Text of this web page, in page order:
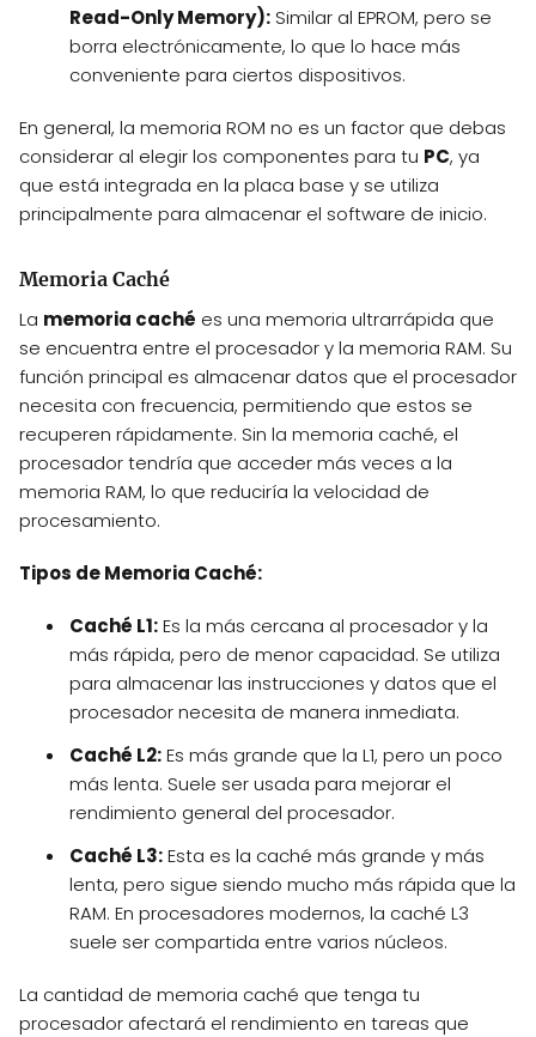
Read-Only Memory): Similar al EPROM, pero se
borra electrónicamente, lo que lo hace más
conveniente para ciertos dispositivos.
En general, la memoria ROM no es un factor que debas
considerar al elegir los componentes para tu PC, ya
que está integrada en la placa base y se utiliza
principalmente para almacenar el software de inicio.
Memoria Caché
La memoria caché es una memoria ultrarrápida que
se encuentra entre el procesador y la memoria RAM. Su
función principal es almacenar datos que el procesador
necesita con frecuencia, permitiendo que estos se
recuperen rápidamente. Sin la memoria caché, el
procesador tendría que acceder más veces a la
memoria RAM, lo que reduciría la velocidad de
procesamiento.
Tipos de Memoria Caché:
Caché L1:Es la más cercana al procesador y la
más rápida, pero de menor capacidad. Se utiliza
para almacenar las instrucciones y datos que el
procesador necesita de manera inmediata.
Caché L2:Es más grande que la L1, pero un poco
más lenta. Suele ser usada para mejorar el
rendimiento general del procesador.
Caché L3:Esta es la caché más grande y más
lenta, pero sigue siendo mucho más rápida que la
RAM. En procesadores modernos, la caché L3
suele ser compartida entre varios núcleos.
La cantidad de memoria caché que tenga tu
procesador afectará el rendimiento en tareas que